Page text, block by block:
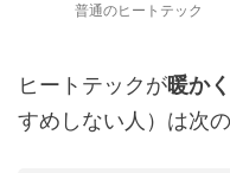
普通のヒートテック
ヒートテックが暖か
すめしない人）は次